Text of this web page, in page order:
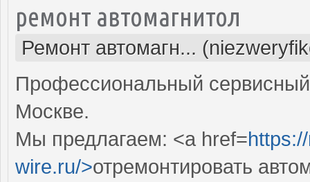
ремонт автомагнитол
Ремонт автомагн...
Профессиональный
Москве.
Мы предлагаем: <a href=
wire.ru/>отремонтировать